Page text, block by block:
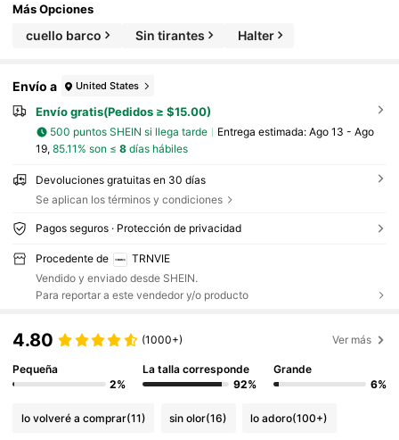
Más Opciones
cuello barco Sin tirantes Halter
Envío a United States
Envío gratis(Pedidos ≥ $15.00)
500 puntos SHEIN si llega tarde Entrega estimada: Ago 13 - Ago
19, 85.11% son ≤ 8días hábiles
Devoluciones gratuitas en 30 días
Se aplican los términos y condiciones
Pagos seguros · Protección de privacidad
Procedente de
TRNVIE
Vendido y enviado desde SHEIN.
Para reportar a este vendedor y/o producto
4.80 (1000+) Ver más
Pequeña
2%
La talla corresponde
92%
Grande
6%
lo volveré a comprar(11) sin olor(16) lo adoro(100+)